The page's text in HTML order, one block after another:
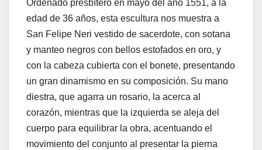
Ordenado presbítero en mayo del año 1551, a la
edad de 36 años, esta escultura nos muestra a
San Felipe Neri vestido de sacerdote, con sotana
y manteo negros con bellos estofados en oro, y
con la cabeza cubierta con el bonete, presentando
un gran dinamismo en su composición. Su mano
diestra, que agarra un rosario, la acerca al
corazón, mientras que la izquierda se aleja del
cuerpo para equilibrar la obra, acentuando el
movimiento del conjunto al presentar la pierna